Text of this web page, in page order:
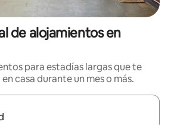
de alojamientos en
para estadías largas que te
casa durante un mes o más.
estén disponibles, navega con las